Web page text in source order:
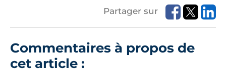
Partager sur
Commentaires à propos de
cet article :